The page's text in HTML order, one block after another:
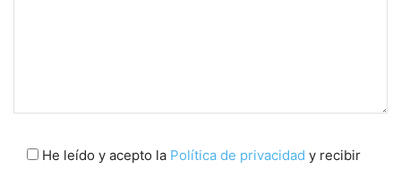
He leído y acepto la Política de privacidad y recibir